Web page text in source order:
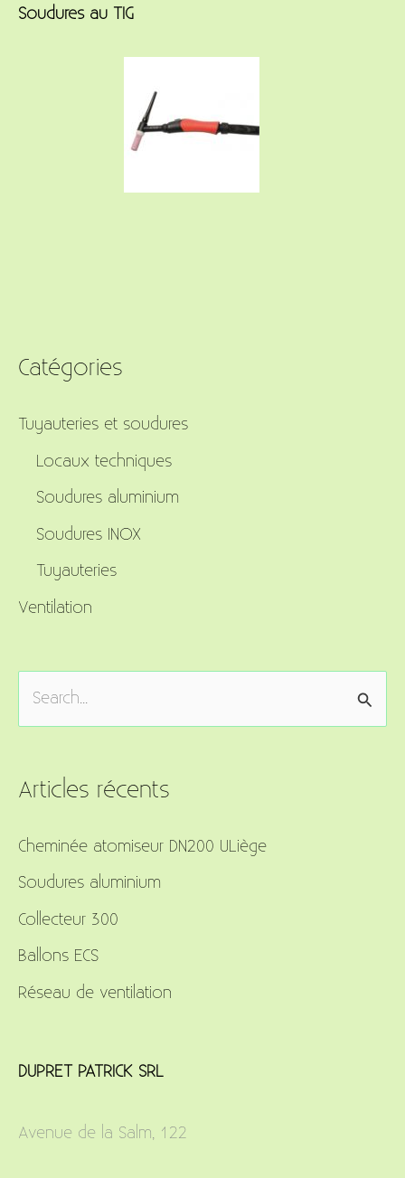
Soudures au TIG
Catégories
Tuyauteries et soudures
Locaux techniques
Soudures aluminium
Soudures INOX
Tuyauteries
Ventilation
h
f
o
r
Articles récents
Cheminée atomiseur DN200 ULiège
Soudures aluminium
Collecteur 300
Ballons ECS
Réseau de ventilation
DUPRET PATRICK SRL
Avenue de la Salm, 122